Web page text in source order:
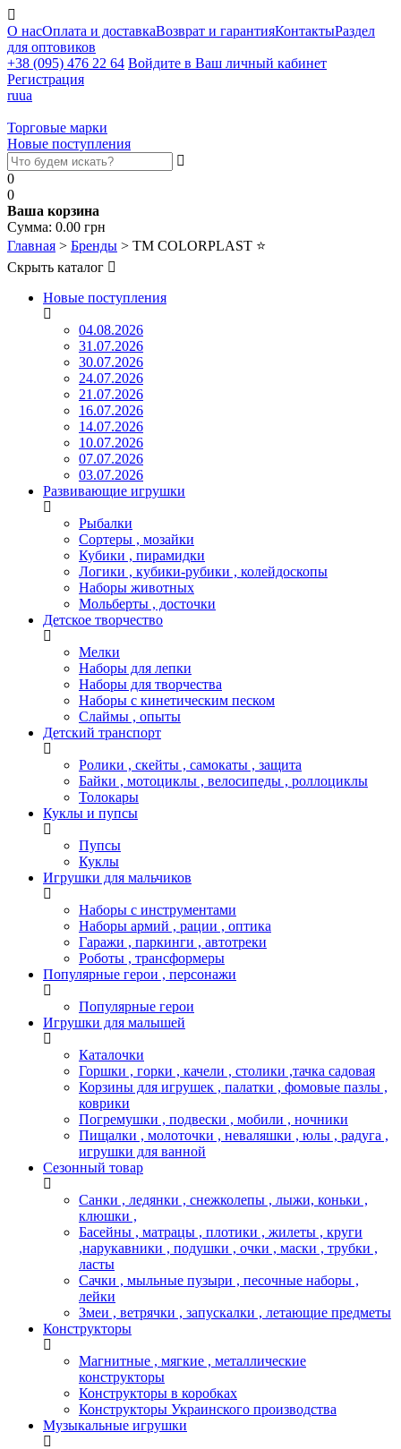
О насОплата и доставкаВозврат и гарантияКонтактыРаздел
для оптовиков
+38 (095) 476 22 64 Войдите в Ваш личный кабинет
Регистрация
ruua
Торговые марки
Новые поступления
0
0
Ваша корзина
Сумма: 0.00 грн
Главная > Бренды > ТМ COLORPLAST ⭐
Скрыть каталог
Новые поступления
04.08.2026
31.07.2026
30.07.2026
24.07.2026
21.07.2026
16.07.2026
14.07.2026
10.07.2026
07.07.2026
03.07.2026
Развивающие игрушки
Рыбалки
Сортеры , мозайки
Кубики , пирамидки
Логики , кубики-рубики , колейдоскопы
Наборы животных
Мольберты , досточки
Детское творчество
Мелки
Наборы для лепки
Наборы для творчества
Наборы с кинетическим песком
Слаймы , опыты
Детский транспорт
Ролики , скейты , самокаты , защита
Байки , мотоциклы , велосипеды , роллоциклы
Толокары
Куклы и пупсы
Пупсы
Куклы
Игрушки для мальчиков
Наборы с инструментами
Наборы армий , рации , оптика
Гаражи , паркинги , автотреки
Роботы , трансформеры
Популярные герои , персонажи
Популярные герои
Игрушки для малышей
Каталочки
Горшки , горки , качели , столики ,тачка садовая
Корзины для игрушек , палатки , фомовые пазлы ,
коврики
Погремушки , подвески , мобили , ночники
Пищалки , молоточки , неваляшки , юлы , радуга ,
игрушки для ванной
Сезонный товар
Санки , ледянки , снежколепы , лыжи, коньки ,
клюшки ,
Басейны , матрацы , плотики , жилеты , круги
,нарукавники , подушки , очки , маски , трубки ,
ласты
Сачки , мыльные пузыри , песочные наборы ,
лейки
Змеи , ветрячки , запускалки , летающие предметы
Конструкторы
Магнитные , мягкие , металлические
конструкторы
Конструкторы в коробках
Конструкторы Украинского производства
Музыкальные игрушки